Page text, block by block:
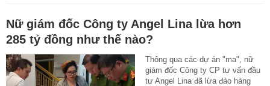
Nữ giám đốc Công ty Angel Lina lừa hơn
285 tỷ đồng như thế nào?
Thông qua các dự án "ma", nữ
giám đốc Công ty CP tư vấn đầu
tư Angel Lina đã lừa đảo hàng